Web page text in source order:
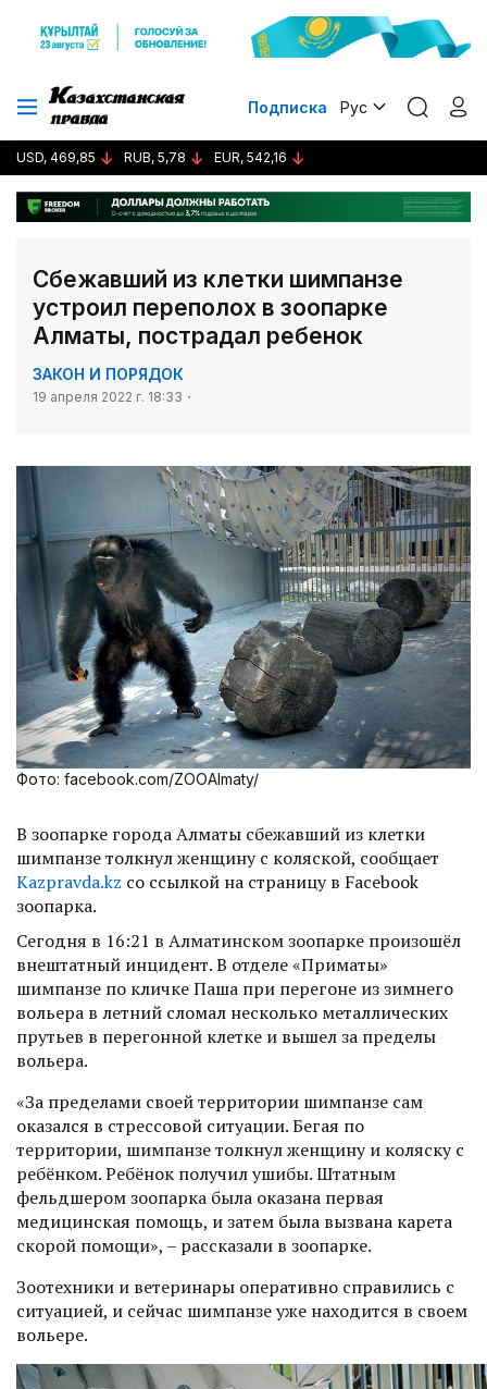
Подписка Рус
USD, 469,85 RUB, 5,78 EUR, 542,16
Сбежавший из клетки шимпанзе
устроил переполох в зоопарке
Алматы, пострадал ребенок
ЗАКОН И ПОРЯДОК
19 апреля 2022 г. 18:33
Фото: facebook.com/ZOOAlmaty/
В зоопарке города Алматы сбежавший из клетки
шимпанзе толкнул женщину с коляской, сообщает
Kazpravda.kz со ссылкой на страницу в Facebook
зоопарка.
Сегодня в 16:21 в Алматинском зоопарке произошёл
внештатный инцидент. В отделе «Приматы»
шимпанзе по кличке Паша при перегоне из зимнего
вольера в летний сломал несколько металлических
прутьев в перегонной клетке и вышел за пределы
вольера.
«За пределами своей территории шимпанзе сам
оказался в стрессовой ситуации. Бегая по
территории, шимпанзе толкнул женщину и коляску с
ребёнком. Ребёнок получил ушибы. Штатным
фельдшером зоопарка была оказана первая
медицинская помощь, и затем была вызвана карета
скорой помощи», – рассказали в зоопарке.
Зоотехники и ветеринары оперативно справились с
ситуацией, и сейчас шимпанзе уже находится в своем
вольере.